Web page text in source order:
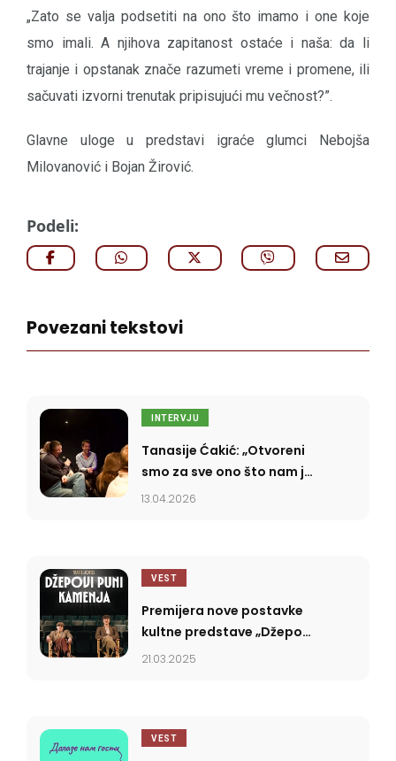
„Zato se valja podsetiti na ono što imamo i one koje
smo imali. A njihova zapitanost ostaće i naša: da li
trajanje i opstanak znače razumeti vreme i promene, ili
sačuvati izvorni trenutak pripisujući mu večnost?”.
Glavne uloge u predstavi igraće glumci Nebojša
Milovanović i Bojan Žirović.
Podeli:
Povezani tekstovi
INTERVJU
Tanasije Ćakić: „Otvoreni
smo za sve ono što nam je
poznato, a rigidni smo
13.04.2026
VEST
Premijera nove postavke
kultne predstave „Džepovi
puni kamenja” u Teatru
21.03.2025
VEST